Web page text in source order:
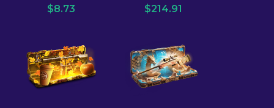
$8.73
$214.91